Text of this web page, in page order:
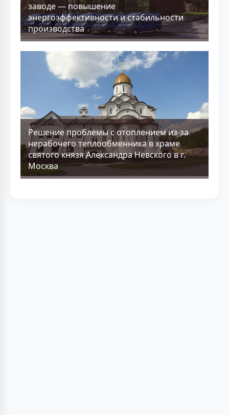
заводе — повышение
энергоэффективности и стабильности
производства
Решение проблемы с отоплением из-за
нерабочего теплообменника в храме
святого князя Александра Невского в г.
Москва